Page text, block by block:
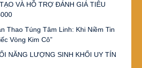
VÀ HỖ TRỢ ĐÁNH GIÁ TIÊU
Thao Túng Tâm Linh: Khi Niềm Tin
Vòng Kim Cô”
NĂNG LƯỢNG SINH KHỐI UY TÍN